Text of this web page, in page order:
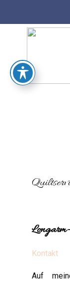
Kontakt
Auf